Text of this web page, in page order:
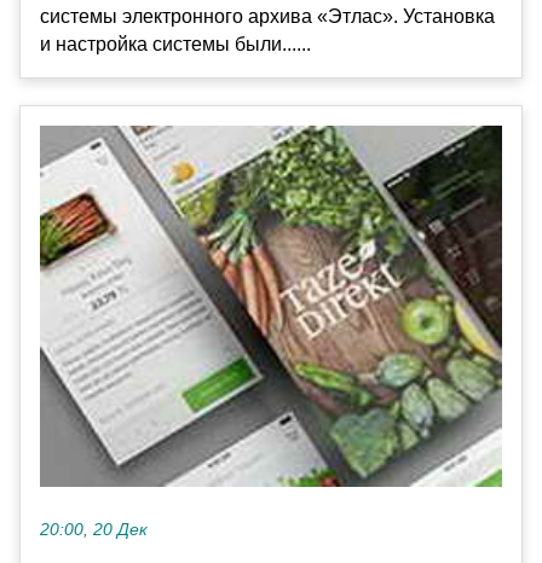
системы электронного архива «Этлас». Установка
и настройка системы были......
20:00, 20 Дек